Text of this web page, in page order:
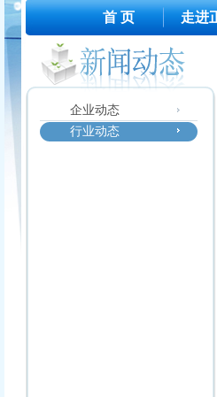
首 页 走进
企业动态
行业动态